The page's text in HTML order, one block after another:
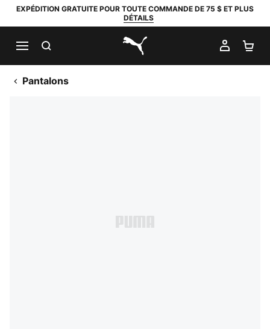
EXPÉDITION GRATUITE POUR TOUTE COMMANDE DE 75 $ ET PLUS
DÉTAILS
PUMA.com
MON
Pantalons